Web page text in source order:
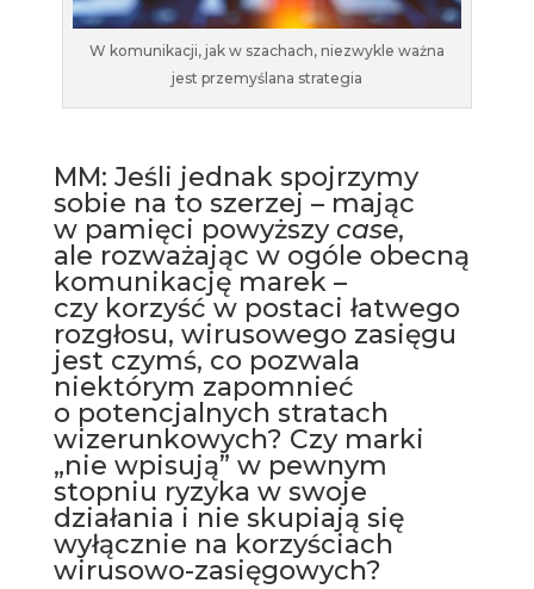
W komunikacji, jak w szachach, niezwykle ważna
jest przemyślana strategia
MM: Jeśli jednak spojrzymy
sobie na to szerzej – mając
w pamięci powyższy case,
ale rozważając w ogóle obecną
komunikację marek –
czy korzyść w postaci łatwego
rozgłosu, wirusowego zasięgu
jest czymś, co pozwala
niektórym zapomnieć
o potencjalnych stratach
wizerunkowych? Czy marki
„nie wpisują” w pewnym
stopniu ryzyka w swoje
działania i nie skupiają się
wyłącznie na korzyściach
wirusowo-zasięgowych?